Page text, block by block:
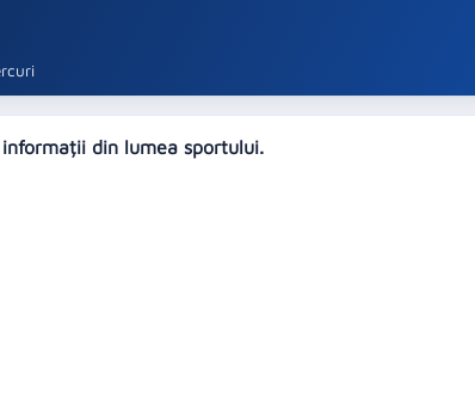
din lumea sportului.